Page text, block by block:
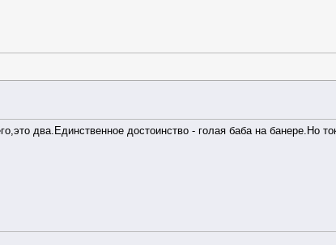
два.Единственное достоинство - голая баба на банере.Но